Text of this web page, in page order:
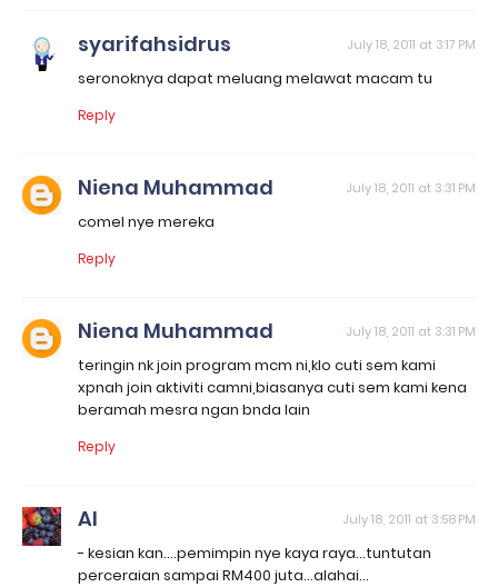
syarifahsidrus July 18, 2011 at 3:17 PM
seronoknya dapat meluang melawat macam tu
Reply
Niena Muhammad July 18, 2011 at 3:31 PM
comel nye mereka
Reply
Niena Muhammad July 18, 2011 at 3:31 PM
teringin nk join program mcm ni,klo cuti sem kami
xpnah join aktiviti camni,biasanya cuti sem kami kena
beramah mesra ngan bnda lain
Reply
AI July 18, 2011 at 3:58 PM
- kesian kan....pemimpin nye kaya raya...tuntutan
perceraian sampai RM400 juta...alahai...